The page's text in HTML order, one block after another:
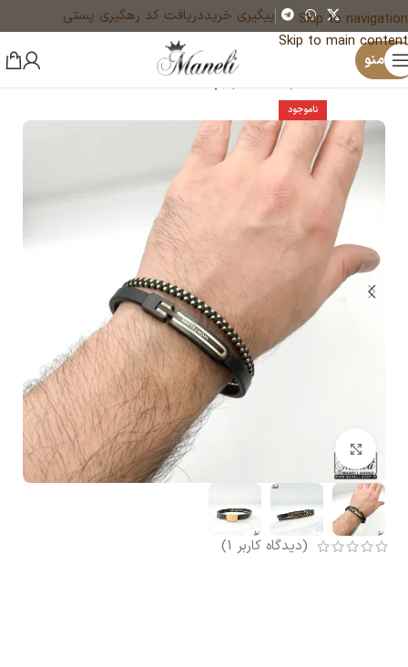
Skip to navigation
Skip to main content
پیگیری خریددریافت کد رهگیری پستی
منو
خانه اکسسوری چرم دستبند چرم
ناموجود
بزرگنمایی تصویر
(دیدگاه کاربر 1
)
×